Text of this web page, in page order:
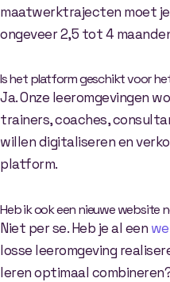
maatwerktrajecten moet
ongeveer 2,5 tot 4
Is het platform geschikt voor
Ja. Onze leeromgevingen
trainers, coaches,
willen digitaliseren en
platform.
Heb ik ook een nieuwe website
Niet per se. Heb je al een
losse leeromgeving
leren optimaal